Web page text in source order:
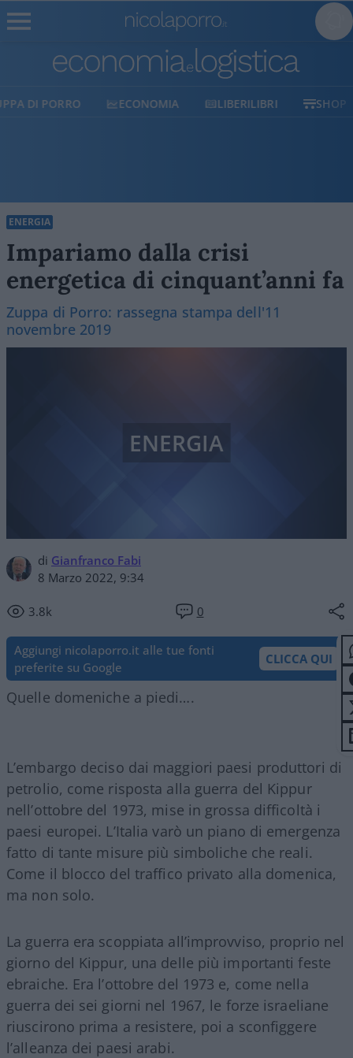
ECONOMIA LIBERILIBRI SHOP SOSTIENICI
ENERGIA
Impariamo dalla crisi
energetica di cinquant’anni fa
Zuppa di Porro: rassegna stampa dell'11
novembre 2019
di Gianfranco Fabi
8 Marzo 2022, 9:34
3.8k 0
ENERGIA
Aggiungi nicolaporro.it alle tue fonti
preferite su Google
CLICCA QUI
Quelle domeniche a piedi….
L’embargo deciso dai maggiori paesi produttori di
petrolio, come risposta alla guerra del Kippur
nell’ottobre del 1973, mise in grossa difficoltà i
paesi europei. L’Italia varò un piano di emergenza
fatto di tante misure più simboliche che reali.
Come il blocco del traffico privato alla domenica,
ma non solo.
La guerra era scoppiata all’improvviso, proprio nel
giorno del Kippur, una delle più importanti feste
ebraiche. Era l’ottobre del 1973 e, come nella
guerra dei sei giorni nel 1967, le forze israeliane
riuscirono prima a resistere, poi a sconfiggere
l’alleanza dei paesi arabi.